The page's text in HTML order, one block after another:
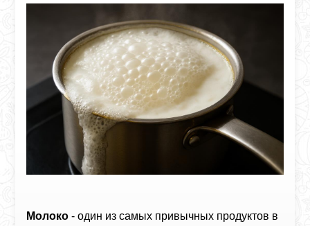
Молоко - один из самых привычных продуктов в